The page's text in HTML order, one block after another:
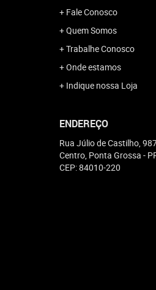
Fale Conosco
Quem Somos
Trabalhe Conosco
Onde estamos
Indique nossa Loja
ENDEREÇO
Rua Júlio de Castilho,
Centro, Ponta Grossa -
CEP: 84010-220